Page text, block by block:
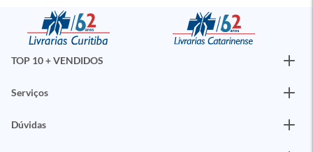
TOP 10 + VENDIDOS
Serviços
Dúvidas